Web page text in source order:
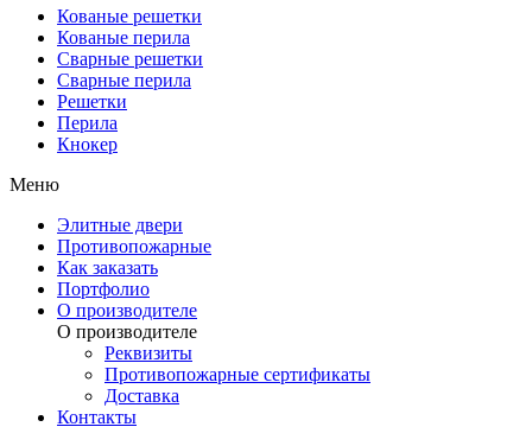
Кованые решетки
Кованые перила
Сварные решетки
Сварные перила
Решетки
Перила
Кнокер
Меню
Элитные двери
Противопожарные
Как заказать
Портфолио
О производителе
О производителе
Реквизиты
Противопожарные сертификаты
Доставка
Контакты